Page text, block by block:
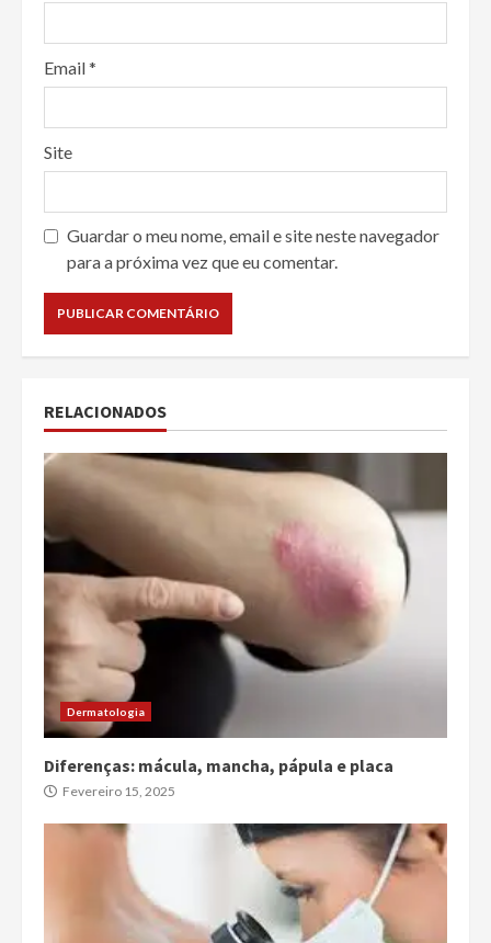
Email*
Site
Guardar o meu nome, email e site neste navegador
para a próxima vez que eu comentar.
RELACIONADOS
Dermatologia
Diferenças: mácula, mancha, pápula e placa
Fevereiro 15, 2025